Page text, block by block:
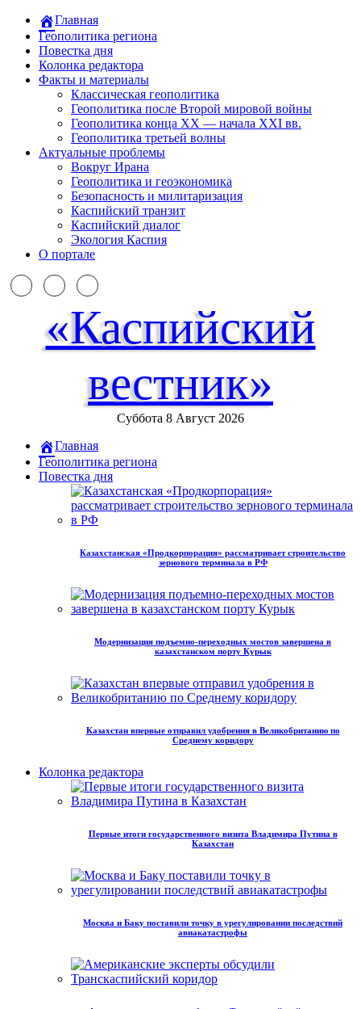
Главная
Геополитика региона
Повестка дня
Колонка редактора
Факты и материалы
Классическая геополитика
Геополитика после Второй мировой войны
Геополитика конца XX — начала XXI вв.
Геополитика третьей волны
Актуальные проблемы
Вокруг Ирана
Геополитика и геоэкономика
Безопасность и милитаризация
Каспийский транзит
Каспийский диалог
Экология Каспия
О портале
«Каспийский
вестник»
Суббота 8 Август 2026
Главная
Геополитика региона
Повестка дня
Казахстанская «Продкорпорация» рассматривает строительство
зернового терминала в РФ
Модернизация подъемно-переходных мостов завершена в
казахстанском порту Курык
Казахстан впервые отправил удобрения в Великобританию по
Среднему коридору
Колонка редактора
Первые итоги государственного визита Владимира Путина в
Казахстан
Москва и Баку поставили точку в урегулировании последствий
авиакатастрофы